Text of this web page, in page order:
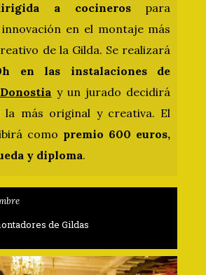
a cocinerospara
en el montaje más
de la Gilda. Se realizará
en las instalaciones de
y un jurado decidirá
la más original y creativa. El
como premio 600 euros,
y diploma.
de Gildas